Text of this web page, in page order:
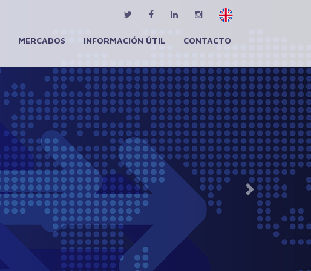
MERCADOS INFORMACIÓN ÚTIL CONTACTO